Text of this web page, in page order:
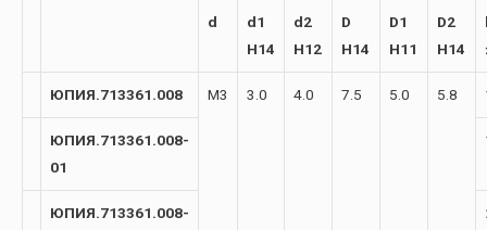
d
d1
H14
d2
H12
D
H14
D1
H11
D2
H14
ЮПИЯ.713361.008 М3 3.0 4.0 7.5 5.0 5.8
ЮПИЯ.713361.008-
01
ЮПИЯ.713361.008-